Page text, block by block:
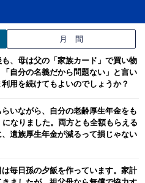
月 間
、母は父の「家族カード」で買い物
自分の名義だから問題ない」と言い
用を続けてもよいのでしょうか？
いながら、自分の老齢厚生年金をも
になりました。両方とも全額もらえる
、遺族厚生年金が減るって損じゃない
毎日孫の夕飯を作っています。家計